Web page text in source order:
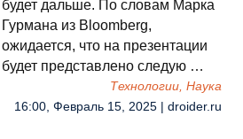
будет дальше. По словам Марка
Гурмана из Bloomberg,
ожидается, что на презентации
будет представлено следую …
Технологии, Наука
16:00, Февраль 15, 2025 | droider.ru